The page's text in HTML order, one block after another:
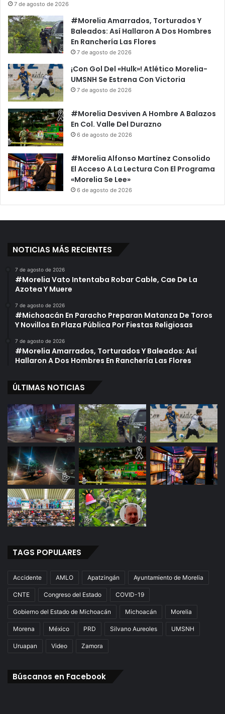
7 de agosto de 2026
#Morelia Amarrados, Torturados Y
Baleados: Así Hallaron A Dos Hombres
En Ranchería Las Flores
7 de agosto de 2026
¡Con Gol Del «Hulk»! Atlético Morelia-
UMSNH Se Estrena Con Victoria
7 de agosto de 2026
#Morelia Desviven A Hombre A Balazos
En Col. Valle Del Durazno
6 de agosto de 2026
#Morelia Alfonso Martínez Consolido
El Acceso A La Lectura Con El Programa
«Morelia Se Lee»
6 de agosto de 2026
NOTICIAS MÁS RECIENTES
7 de agosto de 2026
#Morelia Vato Intentaba Robar Cable, Cae De La
Azotea Y Muere
7 de agosto de 2026
#Michoacán En Paracho Preparan Matanza De Toros
Y Novillos En Plaza Pública Por Fiestas Religiosas
7 de agosto de 2026
#Morelia Amarrados, Torturados Y Baleados: Así
Hallaron A Dos Hombres En Ranchería Las Flores
ÚLTIMAS NOTICIAS
TAGS POPULARES
Accidente AMLO Apatzingán Ayuntamiento de Morelia
CNTE Congreso del Estado COVID-19
Gobierno del Estado de Michoacán Michoacán Morelia
Morena México PRD Silvano Aureoles UMSNH
Uruapan Video Zamora
Búscanos en Facebook